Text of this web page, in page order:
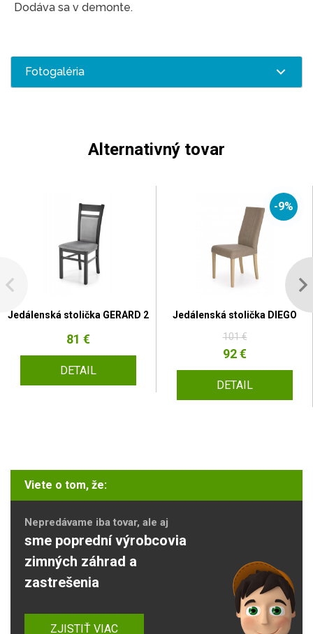
Dodáva sa v demonte.
Fotogaléria
Alternativný tovar
Jedálenská stolička GERARD 2
81 €
DETAIL
-9%
Jedálenská stolička DIEGO
101 €
92 €
DETAIL
Viete o tom, že:
Nepredávame iba tovar, ale aj
sme poprední výrobcovia
zimných záhrad a
zastrešenia
ZJISTIŤ VIAC